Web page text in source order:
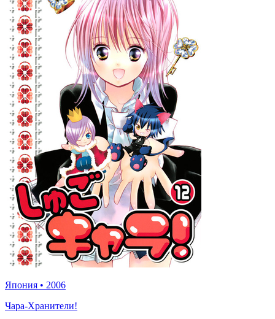
Япония • 2006
Чара-Хранители!